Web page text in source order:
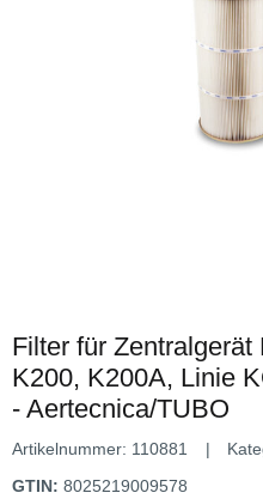
Filter für
K200, K200A, Linie
- Aertecnica/TUBO
Artikelnummer: 110881
GTIN: 8025219009578